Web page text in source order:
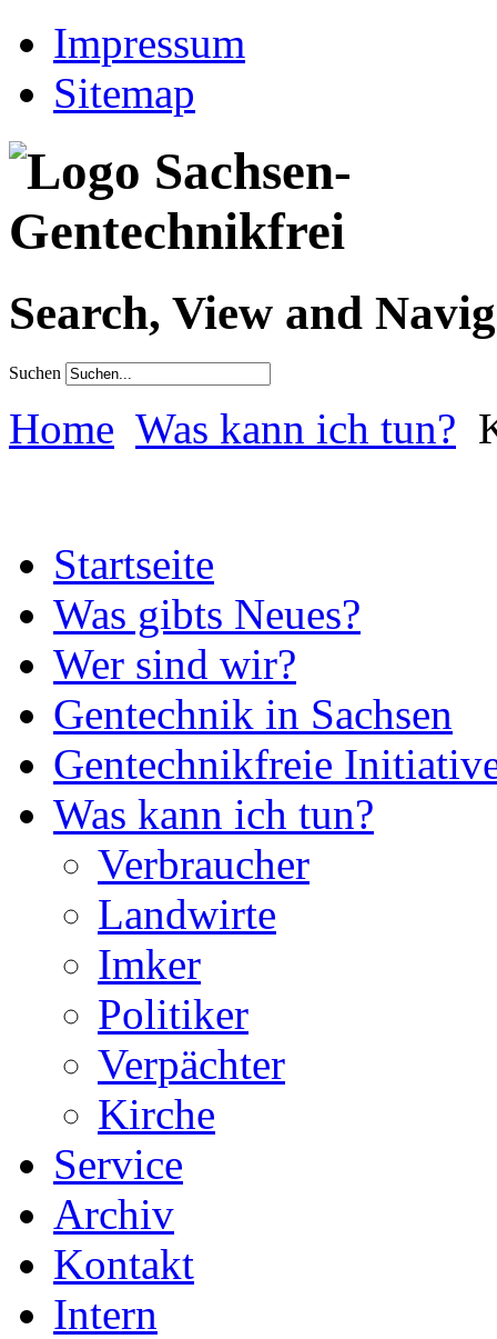
Impressum
Sitemap
Search, View and
Suchen
Home Was kann ich tun?
Startseite
Was gibts Neues?
Wer sind wir?
Gentechnik in Sachsen
Gentechnikfreie
Was kann ich tun?
Verbraucher
Landwirte
Imker
Politiker
Verpächter
Kirche
Service
Archiv
Kontakt
Intern